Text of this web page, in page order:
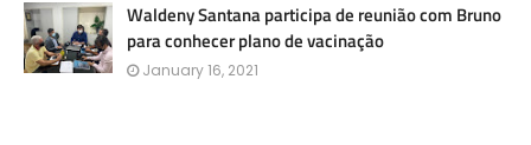
Waldeny Santana participa de reunião com Bruno
para conhecer plano de vacinação
January 16, 2021